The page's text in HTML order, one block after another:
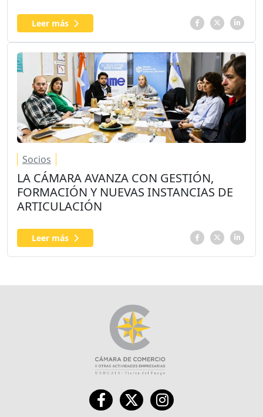
Leer más
Socios
LA CÁMARA AVANZA CON GESTIÓN,
FORMACIÓN Y NUEVAS INSTANCIAS DE
ARTICULACIÓN
Leer más